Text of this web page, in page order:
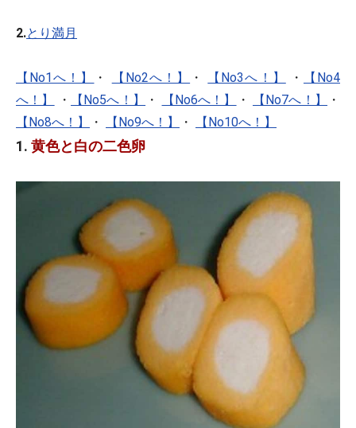
2.とり満月
【No1へ！】 ・ 【No2へ！】 ・ 【No3へ！】 ・
【No4
へ！】
・ 【No5へ！】 ・ 【No6へ！】 ・ 【No7へ！】
・
【No8へ！】
・ 【No9へ！】 ・ 【No10へ！】
1. 黄色と白の二色卵